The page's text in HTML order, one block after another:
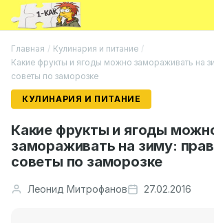
Главная / Кулинария и питание /
Какие фрукты и ягоды можно замораживать на
советы по заморозке
КУЛИНАРИЯ И ПИТАНИЕ
Какие фрукты и ягоды
замораживать на зиму:
советы по заморозке
Леонид Митрофанов 27.02.2016